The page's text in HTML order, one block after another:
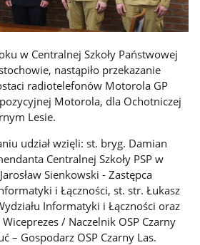
w Centralnej Szkoły Państwowej
nastąpiło przekazanie
radiotelefonów Motorola GP
Motorola, dla Ochotniczej
Lesie.
udział wzięli: st. bryg. Damian
Centralnej Szkoły PSP w
Sienkowski - Zastępca
i Łączności, st. str. Łukasz
Informatyki i Łączności oraz
/ Naczelnik OSP Czarny
– Gospodarz OSP Czarny Las.